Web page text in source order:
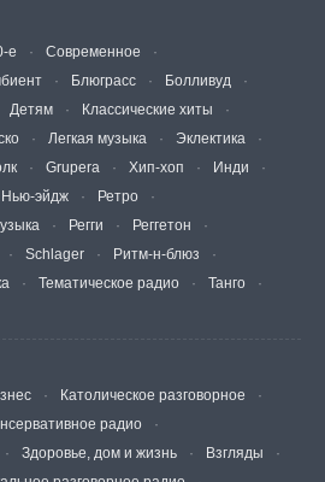
е
Современное
Блюграсс
Болливуд
Детям
Классические хиты
Легкая музыка
Эклектика
Grupera Хип-хоп
Инди
Нью-эйдж
Ретро
Регги
Реггетон
Schlager
Ритм-н-блюз
Тематическое радио
Танго
Католическое разговорное
радио
Здоровье, дом и жизнь
Взгляды